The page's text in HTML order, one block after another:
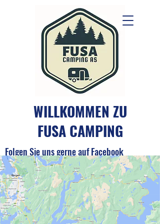
WILLKOMMEN ZU
FUSA CAMPING
Folgen Sie uns gerne auf Facebook